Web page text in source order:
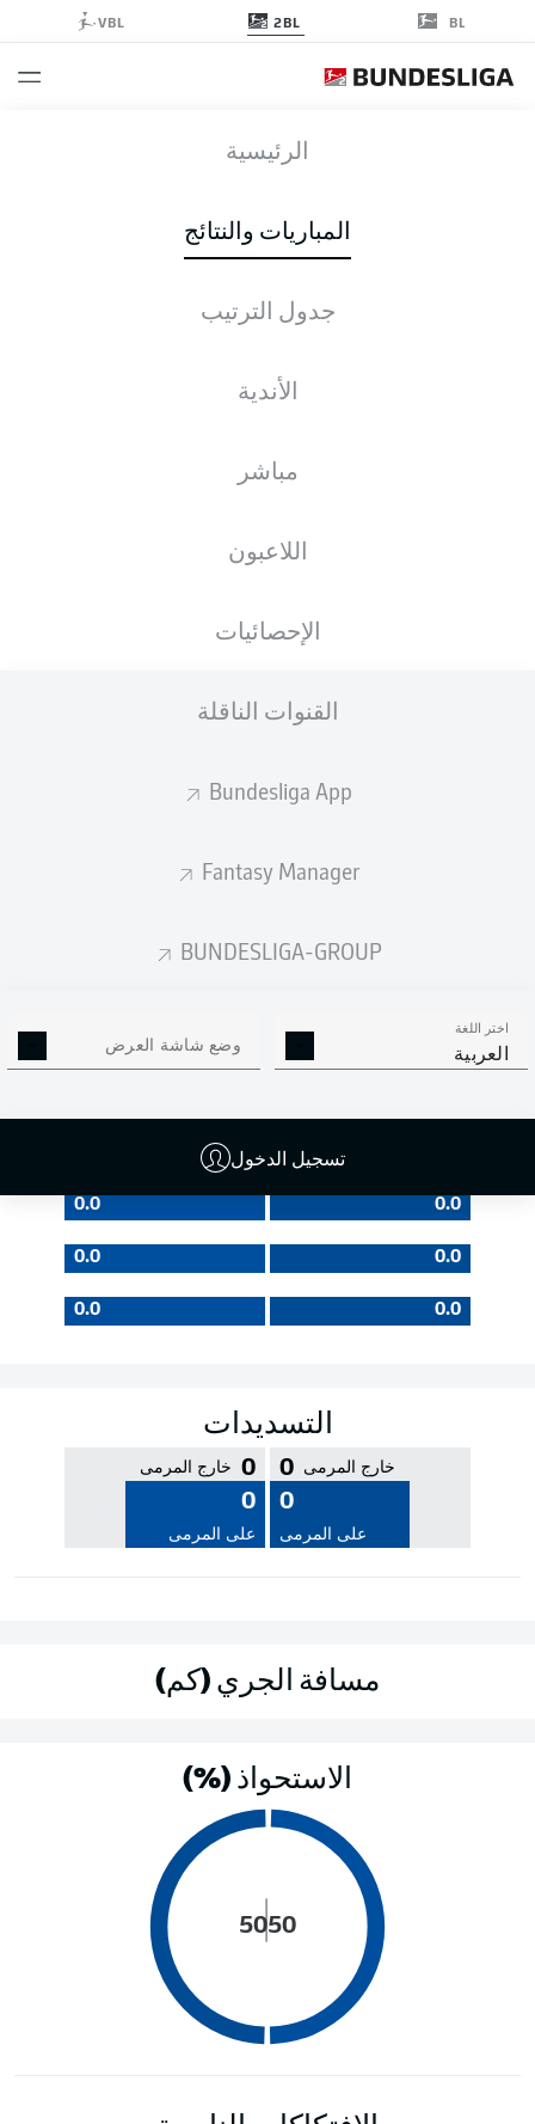
BL
2BL
VBL
الرئيسية
المباريات والنتائج
جدول الترتيب
الأندية
مباشر
اللاعبون
الإحصائيات
القنوات الناقلة
Bundesliga App
Fantasy Manager
BUNDESLIGA-GROUP
اختر اللغة
العربية وضع شاشة العرض
تسجيل الدخول
الأخبار التشكيلات الإحصائيات
0
0 % الدقة 0 %
جودة التمرير
0.0
0.0
0.0
0.0
0.0
0.0
التسديدات
0 خارج المرمى
0
على المرمى
0 خارج المرمى
0
على المرمى
مسافة الجري (كم)
الاستحواذ (%)
50
50